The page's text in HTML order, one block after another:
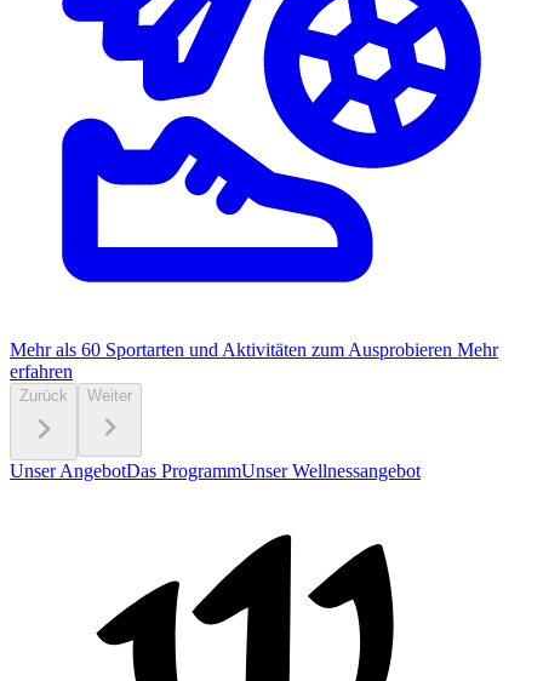
Mehr als 60 Sportarten und Aktivitäten zum Ausprobieren Mehr
erfahren
Zurück Weiter
Unser AngebotDas ProgrammUnser Wellnessangebot